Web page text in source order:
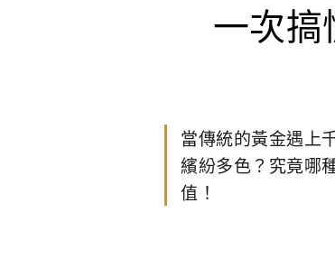
一次搞
當傳統的黃金遇上
繽紛多色？究竟哪
值！